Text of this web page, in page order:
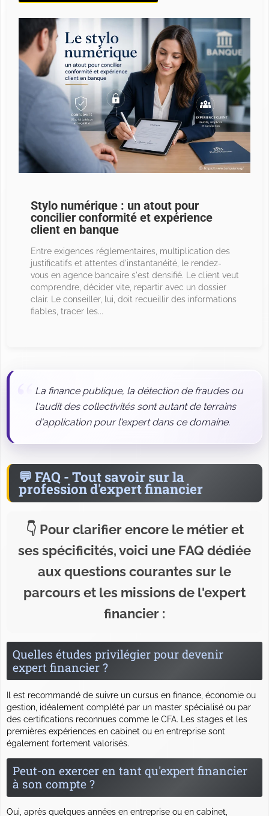
Stylo numérique : un atout pour
concilier conformité et expérience
client en banque
Entre exigences réglementaires, multiplication des
justificatifs et attentes d'instantanéité, le rendez-
vous en agence bancaire s'est densifié. Le client veut
comprendre, décider vite, repartir avec un dossier
clair. Le conseiller, lui, doit recueillir des informations
fiables, tracer les...
La finance publique, la détection de fraudes ou
l'audit des collectivités sont autant de terrains
d'application pour l'expert dans ce domaine.
FAQ - Tout savoir sur la
profession d'expert financier
Pour clarifier encore le métier et
ses spécificités, voici une FAQ dédiée
aux questions courantes sur le
parcours et les missions de l'expert
financier :
Quelles études privilégier pour devenir
expert financier ?
Il est recommandé de suivre un cursus en finance, économie ou
gestion, idéalement complété par un master spécialisé ou par
des certifications reconnues comme le CFA. Les stages et les
premières expériences en cabinet ou en entreprise sont
également fortement valorisés.
Peut-on exercer en tant qu'expert financier
à son compte ?
Oui, après quelques années en entreprise ou en cabinet,